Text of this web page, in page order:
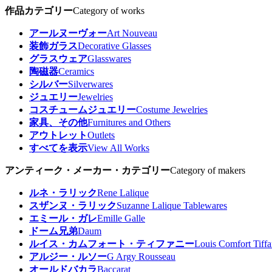
作品カテゴリーCategory of works
アールヌーヴォーArt Nouveau
装飾ガラスDecorative Glasses
グラスウェアGlasswares
陶磁器Ceramics
シルバーSilverwares
ジュエリーJewelries
コスチュームジュエリーCostume Jewelries
家具、その他Furnitures and Others
アウトレットOutlets
すべてを表示View All Works
アンティーク・メーカー・カテゴリーCategory of makers
ルネ・ラリックRene Lalique
スザンヌ・ラリックSuzanne Lalique Tablewares
エミール・ガレEmille Galle
ドーム兄弟Daum
ルイス・カムフォート・ティファニーLouis Comfort
アルジー・ルソーG Argy Rousseau
オールドバカラBaccarat